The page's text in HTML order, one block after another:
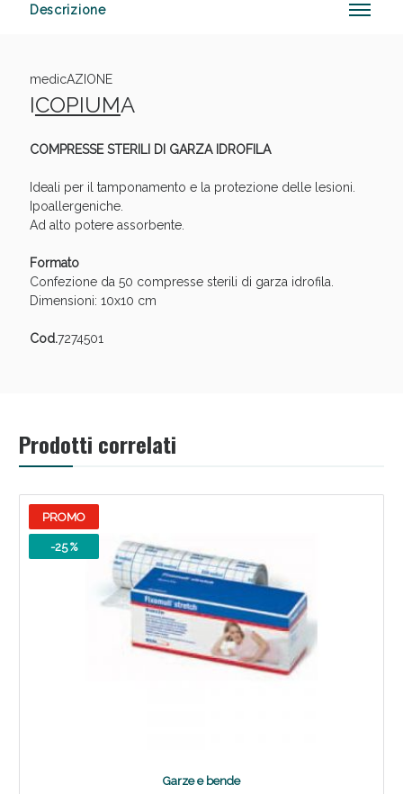
Descrizione
medicAZIONE
ICOPIUMA
COMPRESSE STERILI DI GARZA IDROFILA
Ideali per il tamponamento e la protezione delle lesioni.
Ipoallergeniche.
Ad alto potere assorbente.
Formato
Confezione da 50 compresse sterili di garza idrofila.
Dimensioni: 10x10 cm
Cod.7274501
Prodotti correlati
PROMO
-25 %
Garze e bende